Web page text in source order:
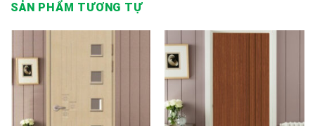
SẢN PHẨM TƯƠNG TỰ